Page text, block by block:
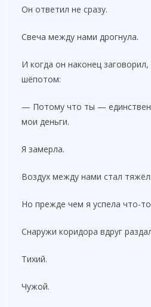
Он ответил не сразу.
Свеча между нами дрогнула.
И когда он наконец
шёпотом:
— Потому что ты —
мои деньги.
Я замерла.
Воздух между нами стал
Но прежде чем я успела что-
Снаружи коридора вдруг
Тихий.
Чужой.